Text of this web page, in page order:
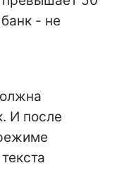
- не
И после